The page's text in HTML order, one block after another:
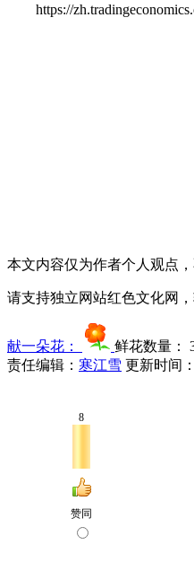
https://
本文内容仅为作者个人观点，
请支持独立网站红色文化网
献一朵花： 鲜花数量：
责任编辑： 寒江雪 更新时间